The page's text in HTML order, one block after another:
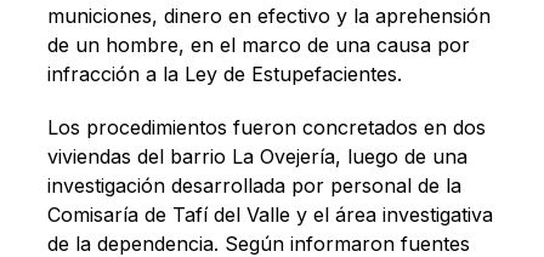
municiones, dinero en efectivo y la aprehensión
de un hombre, en el marco de una causa por
infracción a la Ley de Estupefacientes.
Los procedimientos fueron concretados en dos
viviendas del barrio La Ovejería, luego de una
investigación desarrollada por personal de la
Comisaría de Tafí del Valle y el área investigativa
de la dependencia. Según informaron fuentes